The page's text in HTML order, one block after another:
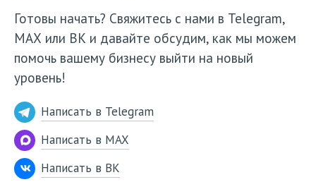
Готовы начать? Свяжитесь с нами в Telegram,
МАХ или ВК и давайте обсудим, как мы можем
помочь вашему бизнесу выйти на новый
уровень!
Написать в Telegram
Написать в MAX
Написать в ВК